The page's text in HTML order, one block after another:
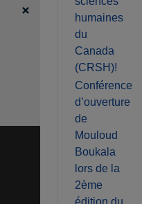
humaines
du
Canada
(CRSH)!
Conférence
d’ouverture
de
Mouloud
Boukala
lors de la
2ème
édition du